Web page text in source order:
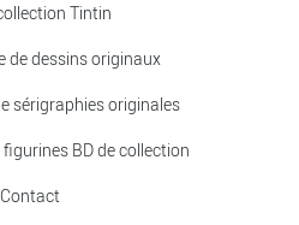
Tintin
de dessins originaux
sérigraphies originales
BD de collection
Contact